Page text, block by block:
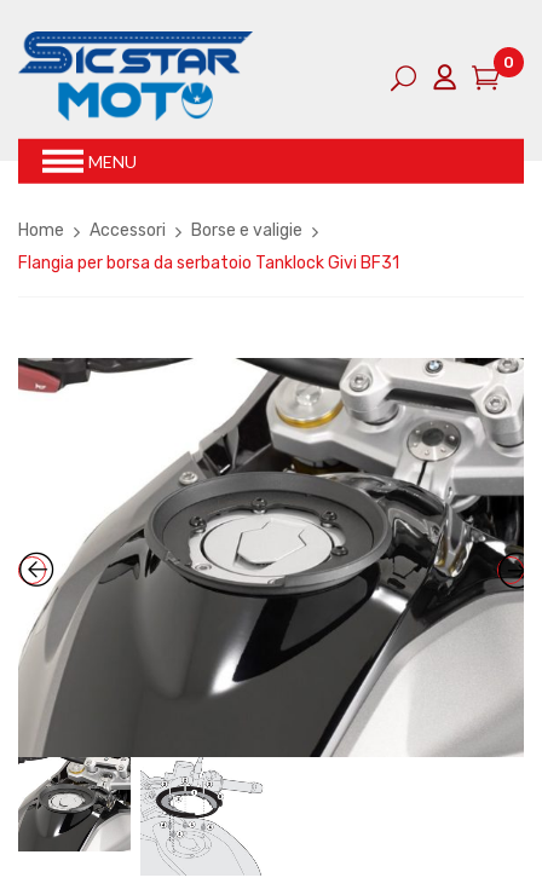
0
MENU
Home Accessori
Borse e valigie
Flangia per borsa da serbatoio Tanklock Givi BF31